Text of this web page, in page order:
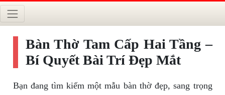
Bàn Thờ Tam Cấp Hai Tầng –
Bí Quyết Bài Trí Đẹp Mắt
Bạn đang tìm kiếm một mẫu bàn thờ đẹp, sang trọng